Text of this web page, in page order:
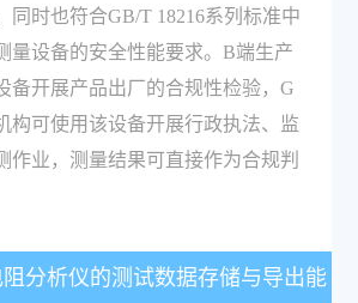
同时也符合GB/T 18216系列标准中
量设备的安全性能要求。B端生产
备开展产品出厂的合规性检验，G
构可使用该设备开展行政执法、监
作业，测量结果可直接作为合规判
分析仪的测试数据存储与导出能